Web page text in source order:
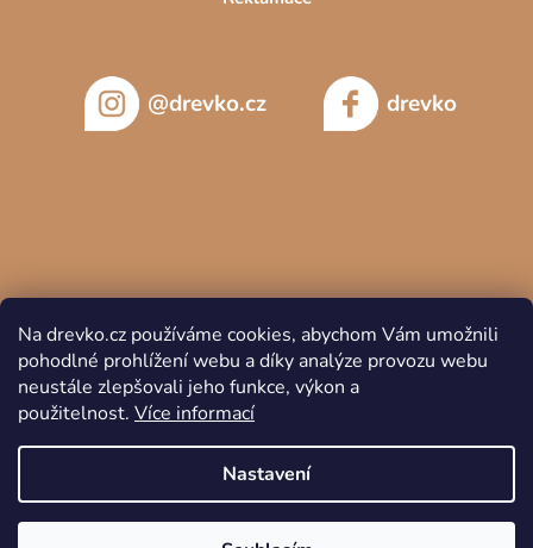
Na drevko.cz používáme cookies, abychom Vám umožnili
pohodlné prohlížení webu a díky analýze provozu webu
neustále zlepšovali jeho funkce, výkon a
použitelnost. Více informací
Nastavení
@drevko.cz drevko